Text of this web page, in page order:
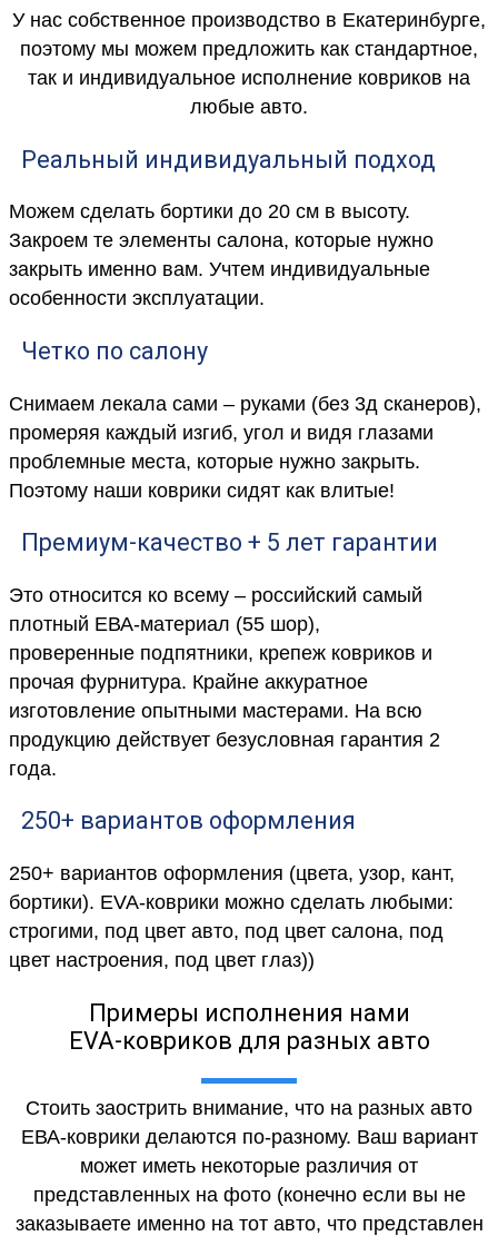
У нас собственное производство в Екатеринбурге,
поэтому мы можем предложить как стандартное,
так и индивидуальное исполнение ковриков на
любые авто.
Реальный индивидуальный подход
Можем сделать бортики до 20 см в высоту.
Закроем те элементы салона, которые нужно
закрыть именно вам. Учтем индивидуальные
особенности эксплуатации.
Четко по салону
Снимаем лекала сами – руками (без 3д сканеров),
промеряя каждый изгиб, угол и видя глазами
проблемные места, которые нужно закрыть.
Поэтому наши коврики сидят как влитые!
Премиум-качество + 5 лет гарантии
Это относится ко всему – российский самый
плотный ЕВА-материал (55 шор),
проверенные подпятники, крепеж ковриков и
прочая фурнитура. Крайне аккуратное
изготовление опытными мастерами. На всю
продукцию действует безусловная гарантия 2
года.
250+ вариантов оформления
250+ вариантов оформления (цвета, узор, кант,
бортики). EVA-коврики можно сделать любыми:
строгими, под цвет авто, под цвет салона, под
цвет настроения, под цвет глаз))
Примеры исполнения нами
EVA-ковриков для разных авто
Стоить заострить внимание, что на разных авто
ЕВА-коврики делаются по-разному. Ваш вариант
может иметь некоторые различия от
представленных на фото (конечно если вы не
заказываете именно на тот авто, что представлен